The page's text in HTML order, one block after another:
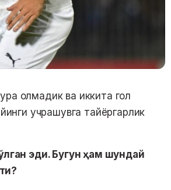
олмадик ва иккита гол
учрашувга тайёргарлик
эди. Бугун ҳам шундай